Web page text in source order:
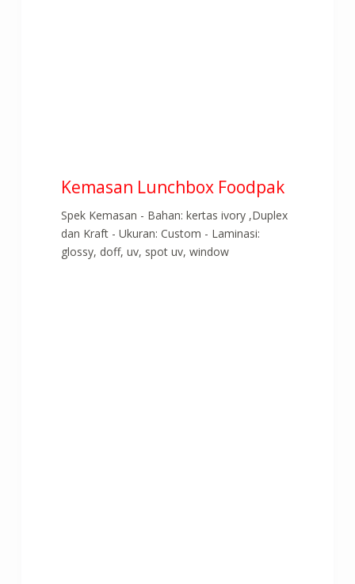
Kemasan Lunchbox Foodpak
Spek Kemasan - Bahan: kertas ivory ,Duplex
dan Kraft - Ukuran: Custom - Laminasi:
glossy, doff, uv, spot uv, window